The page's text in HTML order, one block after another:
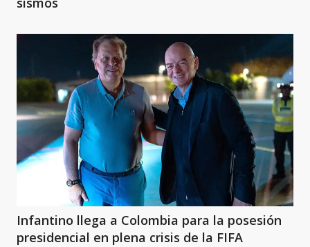
Infantino llega a Colombia para la posesión
presidencial en plena crisis de la FIFA